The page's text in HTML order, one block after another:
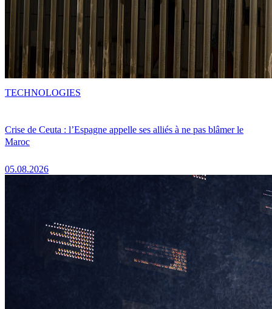
Crise de Ceuta : l’Espagne appelle ses alliés à ne pas blâmer le
Maroc
05.08.2026
TECHNOLOGIES